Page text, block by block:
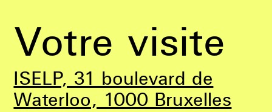
Votre visite
ISELP, 31 boulevard de
Waterloo, 1000 Bruxelles